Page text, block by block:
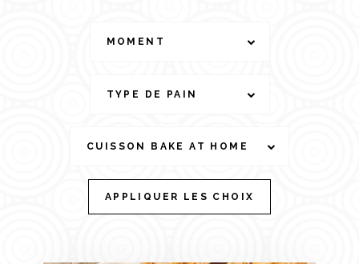
MOMENT
TYPE DE PAIN
CUISSON BAKE AT HOME
APPLIQUER LES CHOIX